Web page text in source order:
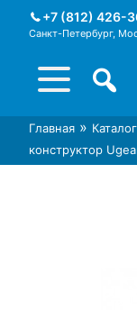
+7 (812) 426-
Санкт-Петербург,
Главная » Каталог
конструктор